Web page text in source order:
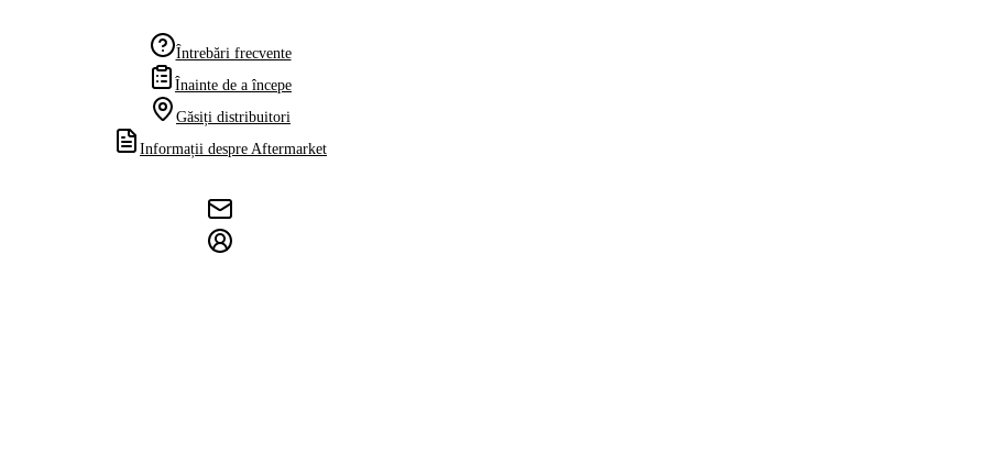
Întrebări frecvente
Înainte de a începe
Găsiți distribuitori
Informații despre Aftermarket